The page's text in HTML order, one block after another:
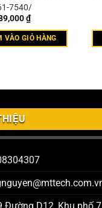
7540/
₫
VÀO GIỎ HÀNG